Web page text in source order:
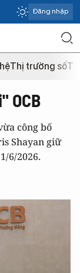
Đăng nhập
Thị trường số
OCB
công bố
Shayan giữ
6/2026.